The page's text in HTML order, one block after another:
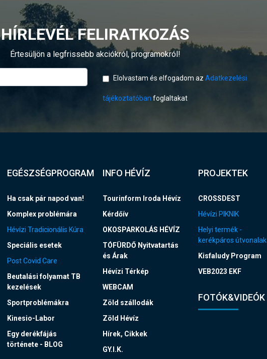
HÍRLEVÉL FELIRATKOZÁS
Értesüljön a legfrissebb akciókról, programokról!
Elolvastam és elfogadom az Adatkezelési
tájékoztatóban foglaltakat
EGÉSZSÉGPROGRAM
Ha csak pár napod van!
Komplex problémára
Hévízi Tradicionális Kúra
Speciális esetek
Post Covid Care
Beutalási folyamat TB
kezelések
Sportproblémákra
Kinesio-Labor
Egy derékfájás
története - BLOG
INFO HÉVÍZ
Tourinform Iroda Hévíz
Kérdőív
OKOSPARKOLÁS HÉVÍZ
TÓFÜRDŐ Nyitvatartás
és Árak
Hévízi Térkép
WEBCAM
Zöld szállodák
Zöld Hévíz
Hírek, Cikkek
GY.I.K.
PROJEKTEK
CROSSDEST
Hévízi PIKNIK
Helyi termék -
kerékpáros útvonalak
Kisfaludy Program
VEB2023 EKF
FOTÓK&VIDEÓK